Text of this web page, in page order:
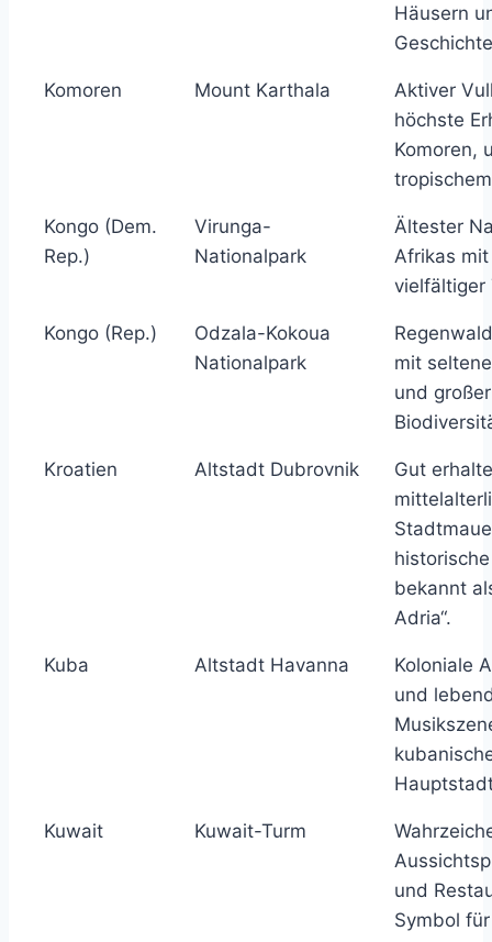
Häusern
Komoren Mount Karthala
Aktiver
höchste
Komoren,
Kongo (Dem.
Rep.)
Virunga-
Nationalpark
Ältester
Afrikas
vielfältiger
Kongo (Rep.)
Odzala-Kokoua
Nationalpark
mit
und großer
Kroatien Altstadt Dubrovnik
Gut
bekannt
Adria“.
Kuba Altstadt Havanna
Koloniale
und
Kuwait Kuwait-Turm
und
Symbol